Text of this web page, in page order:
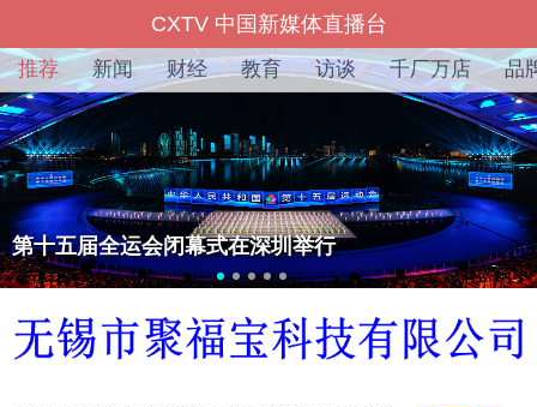
CXTV 中国新媒体直播台
推荐 新闻 财经 教育 访谈 千厂万店 品
第十五届全运会闭幕式在深圳举行